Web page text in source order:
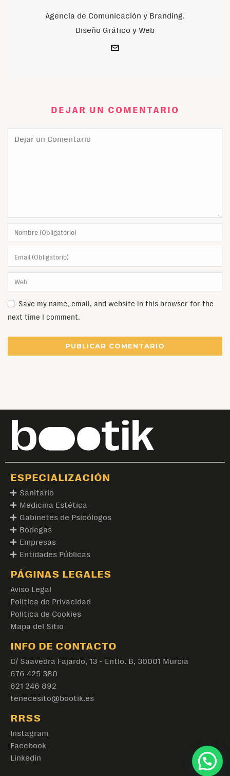
Agencia de Comunicación y Branding.
Diseño Gráfico y Web
DEJAR UN COMENTARIO
Save my name, email, and website in this browser for the
next time I comment.
ESPECIALIZACIÓN
Sanitario
Medicina Estética
Gabinetes de Psicólogos
Bodegas
Empresas
Entidades Públicas
PÁGINAS LEGALES
Aviso Legal
Política de Privacidad
Política de Cookies
Mapa del Sitio
INFO DE CONTACTO
C/ Saavedra Fajardo, 13 - Entlo. B, 30001 Murcia
676 425 380
621 246 892
tenecesito@bootik.es
RRSS
Instagram
Facebook
Linkedin